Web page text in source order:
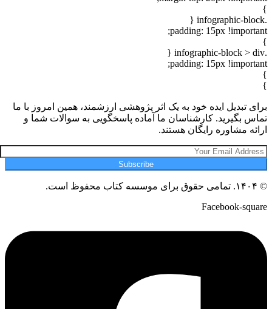
}
.infographic-block {
padding: 15px !important;
}
.infographic-block > div {
padding: 15px !important;
}
}
برای تبدیل ایده خود به یک اثر پژوهشی ارزشمند، همین امروز با ما
تماس بگیرید. کارشناسان ما آماده پاسخگویی به سوالات شما و
ارائه مشاوره رایگان هستند.
Subscribe
© ۱۴۰۴. تمامی حقوق برای موسسه کتاب محفوظ است.
Facebook-square